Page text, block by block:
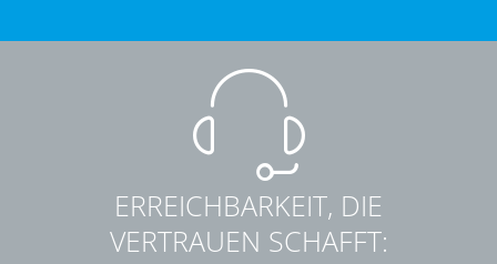
ERREICHBARKEIT, DIE
VERTRAUEN SCHAFFT: